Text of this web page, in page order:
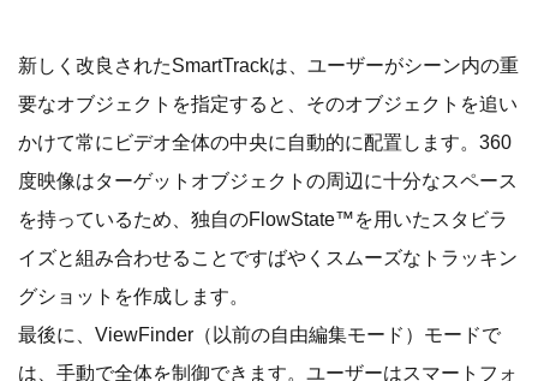
新しく改良されたSmartTrackは、ユーザーがシーン内の重
要なオブジェクトを指定すると、そのオブジェクトを追い
かけて常にビデオ全体の中央に自動的に配置します。360
度映像はターゲットオブジェクトの周辺に十分なスペース
を持っているため、独自のFlowState™を用いたスタビラ
イズと組み合わせることですばやくスムーズなトラッキン
グショットを作成します。
最後に、ViewFinder（以前の自由編集モード）モードで
は、手動で全体を制御できます。ユーザーはスマートフォ